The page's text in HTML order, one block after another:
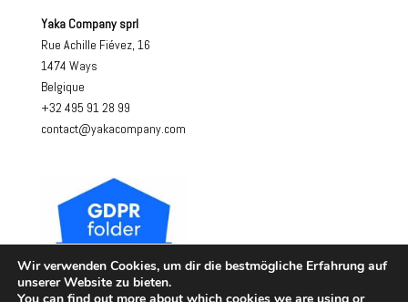
Yaka Company sprl
Rue Achille Fiévez, 16
1474 Ways
Belgique
+32 495 91 28 99
contact@yakacompany.com
Wir verwenden Cookies, um dir die bestmögliche Erfahrung auf
unserer Website zu bieten.